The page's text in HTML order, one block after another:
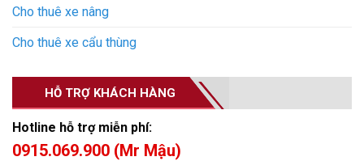
Cho thuê xe nâng
Cho thuê xe cẩu thùng
HỖ TRỢ KHÁCH HÀNG
Hotline hỗ trợ miễn phí:
0915.069.900 (Mr Mậu)